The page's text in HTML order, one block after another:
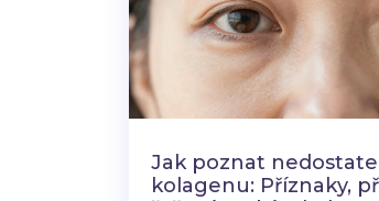
Jak poznat
kolagenu: Příznaky,